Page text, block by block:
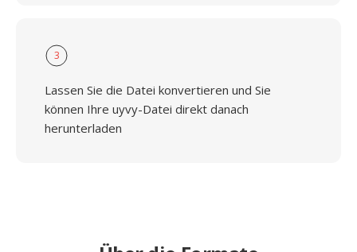
3
Lassen Sie die Datei konvertieren und Sie
können Ihre uyvy-Datei direkt danach
herunterladen